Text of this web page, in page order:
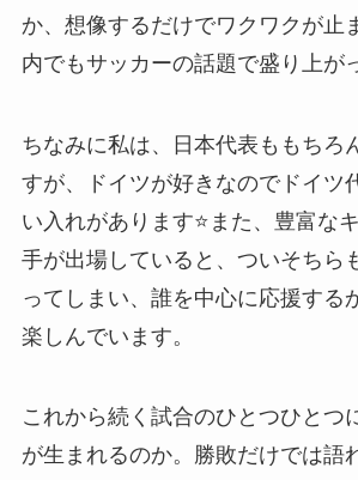
か、想像するだけでワクワクが止
内でもサッカーの話題で盛り上が
ちなみに私は、日本代表ももちろ
すが、ドイツが好きなのでドイツ
い入れがあります⭐また、豊富な
手が出場していると、ついそちら
ってしまい、誰を中心に応援する
楽しんでいます。
これから続く試合のひとつひとつ
が生まれるのか。勝敗だけでは語